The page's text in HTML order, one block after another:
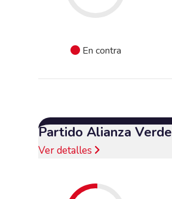
En contra
Partido Alianza Verde
Ver detalles